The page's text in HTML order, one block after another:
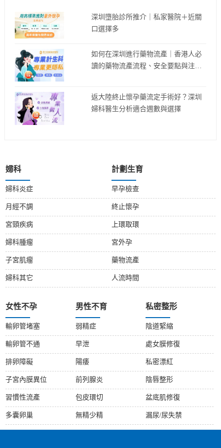
深圳墮胎診所推介｜私家醫院＋近關
口選擇多
如何在深圳進行藥物流產｜香港人必
讀的藥物流產流程、安全要點與注意
返大陸終止懷孕藥流定手術好？深圳
婦科醫生分析適合週數與選擇
婦科
婦科炎症
月經不調
宮頸疾病
婦科腫瘤
子宮肌瘤
婦科其它
計劃生育
早孕檢查
終止懷孕
上環取環
宮外孕
藥物流產
人流時間
女性不孕
輸卵管堵塞
輸卵管不通
排卵障礙
子宮內膜異位
習慣性流產
多囊卵巢
男性不育
弱精症
早泄
陽痿
前列腺炎
包皮環切
無精少精
私密整形
陰道緊縮
處女膜修復
私密漂紅
陰唇整形
盆底肌修復
漏尿/尿失禁